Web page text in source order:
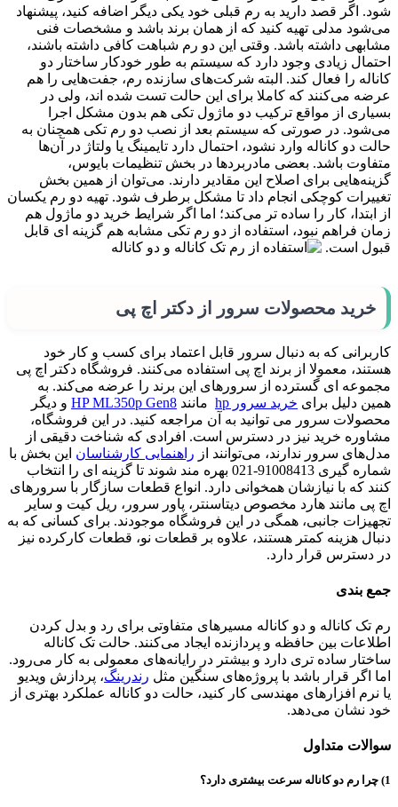
شود. اگر قصد دارید به رم قبلی خود یکی دیگر اضافه کنید، پیشنهاد
می‌شود مدلی تهیه کنید که از همان برند باشد و مشخصات فنی
مشابهی داشته باشد. وقتی این دو رم شباهت کافی داشته باشند،
احتمال زیادی وجود دارد که سیستم به طور خودکار ساختار دو
کاناله را فعال کند. البته شرکت‌های سازنده رم، جفت‌هایی را هم
عرضه می‌کنند که کاملا برای این حالت تست شده اند، ولی در
بسیاری از مواقع ترکیب دو ماژول تکی هم بدون مشکل اجرا
می‌شود. در صورتی که سیستم بعد از نصب دو رم تکی همچنان به
حالت دو کاناله وارد نشود، احتمال دارد تایمینگ یا ولتاژ در آن‌ها
متفاوت باشد. بعضی مادربردها در بخش تنظیمات بایوس،
گزینه‌هایی برای اصلاح این مقادیر دارند. می‌توان از همین بخش
تغییرات کوچکی انجام داد تا مشکل برطرف شود. تهیه دو رم یکسان
از ابتدا، کار را ساده تر می‌کند؛ اما اگر شرایط خرید دو ماژول هم
زمان فراهم نبود، استفاده از دو رم تکی مشابه هم گزینه ای قابل
قبول است.
خرید محصولات سرور از دکتر اچ پی
کاربرانی که به دنبال سرور قابل اعتماد برای کسب و کار خود
هستند، معمولا از برند اچ پی استفاده می‌کنند. فروشگاه دکتر اچ پی
مجموعه ای گسترده از سرورهای این برند را عرضه می‌کند. به
همین دلیل برای خرید سرور hp مانند HP ML350p Gen8 و دیگر
محصولات سرور می توانید به آن مراجعه کنید. در این فروشگاه،
مشاوره خرید نیز در دسترس است. افرادی که شناخت دقیقی از
مدل‌های سرور ندارند، می‌توانند از راهنمایی کارشناسان این بخش با
شماره گیری 91008413-021 بهره مند شوند تا گزینه ای را انتخاب
کنند که با نیازشان همخوانی دارد. انواع قطعات سازگار با سرورهای
اچ پی مانند هارد مخصوص دیتاسنتر، پاور سرور، ریل کیت و سایر
تجهیزات جانبی، همگی در این فروشگاه موجودند. برای کسانی که به
دنبال هزینه کمتر هستند، علاوه بر قطعات نو، قطعات کارکرده نیز
در دسترس قرار دارد.
جمع بندی
رم‌ تک کاناله و دو کاناله مسیرهای متفاوتی برای رد و بدل کردن
اطلاعات بین حافظه و پردازنده ایجاد می‌کنند. حالت تک کاناله
ساختار ساده تری دارد و بیشتر در رایانه‌های معمولی به کار می‌رود.
اما اگر قرار باشد با پروژه‌های سنگین مثل رندرینگ، پردازش ویدیو
یا نرم افزارهای مهندسی کار کنید، حالت دو کاناله عملکرد بهتری از
خود نشان می‌دهد.
سوالات متداول
1) چرا رم دو کاناله سرعت بیشتری دارد؟